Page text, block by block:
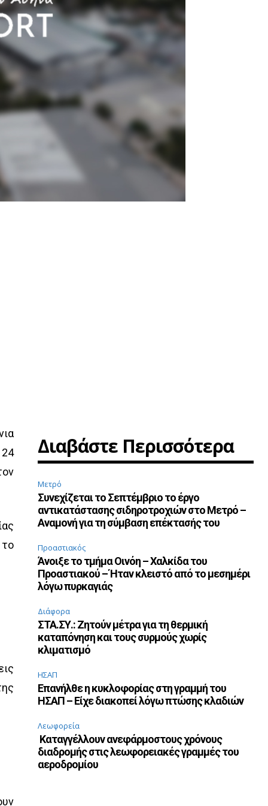
Διαβάστε Περισσότερα
Μετρό
Συνεχίζεται το Σεπτέμβριο το έργο
αντικατάστασης σιδηροτροχιών στο Μετρό –
Αναμονή για τη σύμβαση επέκτασής του
Προαστιακός
Άνοιξε το τμήμα Οινόη – Χαλκίδα του
Προαστιακού – Ήταν κλειστό από το μεσημέρι
λόγω πυρκαγιάς
Διάφορα
ΣΤΑ.ΣΥ.: Ζητούν μέτρα για τη θερμική
καταπόνηση και τους συρμούς χωρίς
κλιματισμό
ΗΣΑΠ
Επανήλθε η κυκλοφορίας στη γραμμή του
ΗΣΑΠ – Είχε διακοπεί λόγω πτώσης κλαδιών
Λεωφορεία
Καταγγέλλουν ανεφάρμοστους χρόνους
διαδρομής στις λεωφορειακές γραμμές του
αεροδρομίου